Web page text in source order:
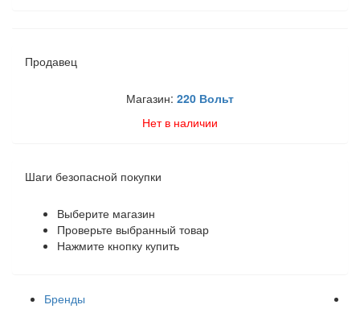
Продавец
Магазин: 220 Вольт
Нет в наличии
Шаги безопасной покупки
Выберите магазин
Проверьте выбранный товар
Нажмите кнопку купить
Бренды